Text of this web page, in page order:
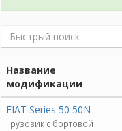
Название
модификации
FIAT Series 50 50N
Грузовик c бортовой